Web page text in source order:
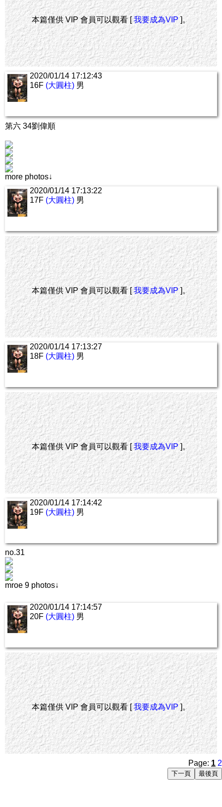
本篇僅供 VIP 會員可以觀看 [我要成為VIP]。
2020/01/14 17:12:43
16F (大圓柱) 男
第六 34劉偉順
more photos↓
2020/01/14 17:13:22
17F (大圓柱) 男
本篇僅供 VIP 會員可以觀看 [我要成為VIP]。
2020/01/14 17:13:27
18F (大圓柱) 男
本篇僅供 VIP 會員可以觀看 [我要成為VIP]。
2020/01/14 17:14:42
19F (大圓柱) 男
no.31
mroe 9 photos↓
2020/01/14 17:14:57
20F (大圓柱) 男
本篇僅供 VIP 會員可以觀看 [我要成為VIP]。
Page: 1 2